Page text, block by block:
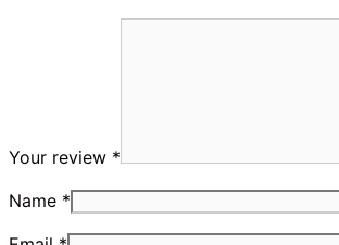
Your review *
Name *